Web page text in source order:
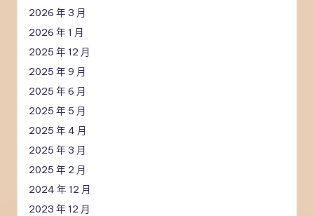
2026 年 3 月
2026 年 1 月
2025 年 12 月
2025 年 9 月
2025 年 6 月
2025 年 5 月
2025 年 4 月
2025 年 3 月
2025 年 2 月
2024 年 12 月
2023 年 12 月